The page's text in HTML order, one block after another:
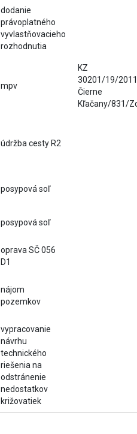
dodanie
právoplatného
vyvlastňovacieho
rozhodnutia
mpv
KZ
30201/19/
Čierne
Kľačany/831/
údržba cesty R2
posypová soľ
posypová soľ
oprava SČ 056
D1
nájom
pozemkov
vypracovanie
návrhu
technického
riešenia na
odstránenie
nedostatkov
križovatiek